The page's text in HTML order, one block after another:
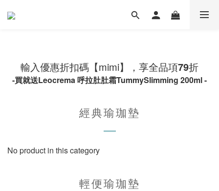
輸入優惠折扣碼【mimi】 ，享全品項79折
-買就送Leocrema 呼拉肚肚霜TummySlimming 200ml -
經典瑜珈墊
No product in this category
輕便瑜珈墊